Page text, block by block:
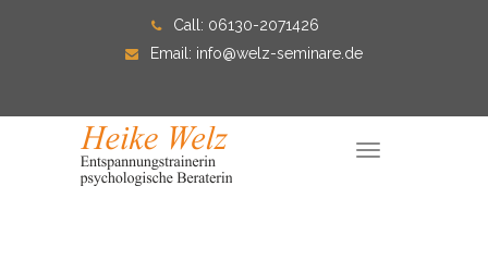
Call: 06130-2071426
Email: info@welz-seminare.de
T